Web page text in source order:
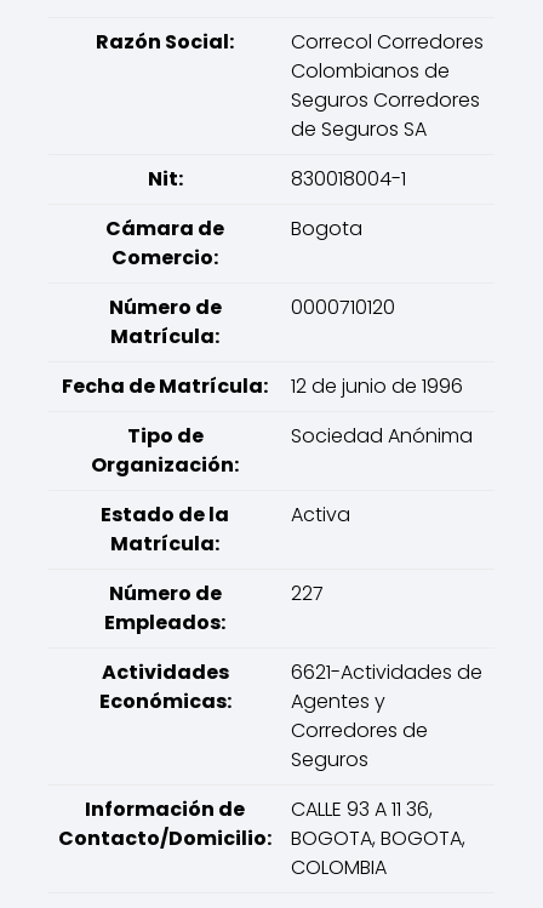
Razón Social:
Correcol Corredores
Colombianos de
Seguros Corredores
de Seguros SA
Nit:
830018004-1
Cámara de
Comercio:
Bogota
Número de
Matrícula:
0000710120
Fecha de Matrícula:
12 de junio de 1996
Tipo de
Organización:
Sociedad Anónima
Estado de la
Matrícula:
Activa
Número de
Empleados:
227
Actividades
Económicas:
6621-Actividades de
Agentes y
Corredores de
Seguros
Información de
Contacto/Domicilio:
CALLE 93 A 11 36,
BOGOTA, BOGOTA,
COLOMBIA